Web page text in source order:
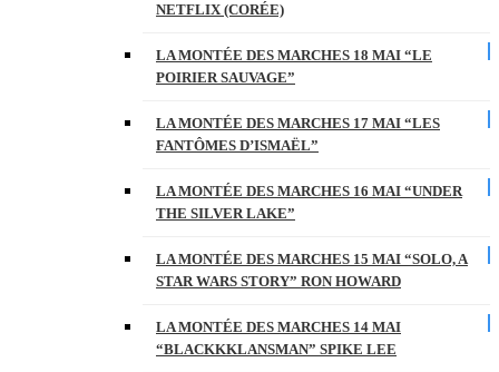
NETFLIX (CORÉE)
LA MONTÉE DES MARCHES 18 MAI “LE
POIRIER SAUVAGE”
LA MONTÉE DES MARCHES 17 MAI “LES
FANTÔMES D’ISMAËL”
LA MONTÉE DES MARCHES 16 MAI “UNDER
THE SILVER LAKE”
LA MONTÉE DES MARCHES 15 MAI “SOLO, A
STAR WARS STORY” RON HOWARD
LA MONTÉE DES MARCHES 14 MAI
“BLACKKKLANSMAN” SPIKE LEE